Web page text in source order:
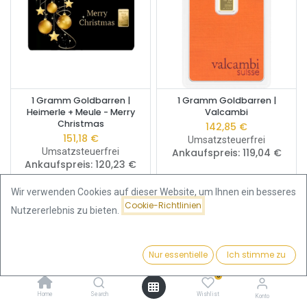
Beliebteste
Home Search
0
Wishlist Konto
1 Gramm Goldbarren |
Heimerle + Meule - Merry
Christmas
151,18 €
Umsatzsteuerfrei
Ankaufspreis: 120,23 €
1 Gramm Goldbarren |
Valcambi
142,85 €
Umsatzsteuerfrei
Ankaufspreis: 119,04 €
Wir verwenden Cookies auf dieser Website, um Ihnen ein besseres
Nutzererlebnis zu bieten.
Cookie-Richtlinien
Nur essentielle Ich stimme zu